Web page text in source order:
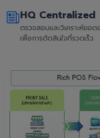
HQ Centralized
ตรวจสอบและวิเคราะห์ยอ
เพื่อการตัดสินใจที่รวดเร็ว